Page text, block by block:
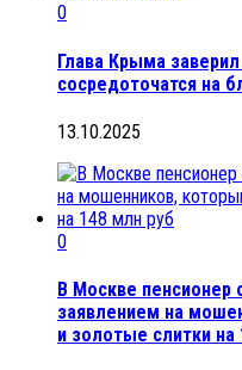
0
Глава Крыма
сосредоточатся на
13.10.2025
0
В Москве пенсионер
заявлением на
и золотые слитки на